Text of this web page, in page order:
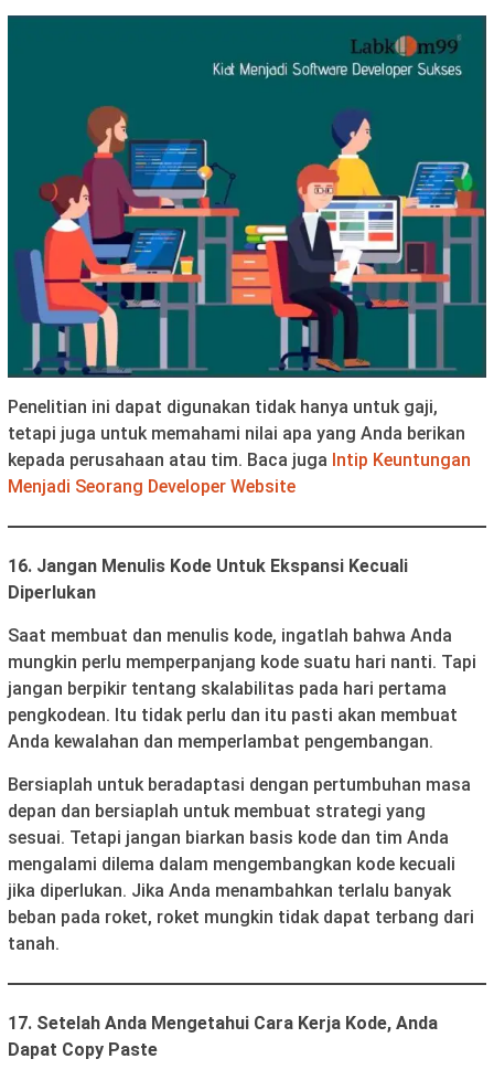
Penelitian ini dapat digunakan tidak hanya untuk gaji,
tetapi juga untuk memahami nilai apa yang Anda berikan
kepada perusahaan atau tim. Baca juga Intip Keuntungan
Menjadi Seorang Developer Website
16. Jangan Menulis Kode Untuk Ekspansi Kecuali
Diperlukan
Saat membuat dan menulis kode, ingatlah bahwa Anda
mungkin perlu memperpanjang kode suatu hari nanti. Tapi
jangan berpikir tentang skalabilitas pada hari pertama
pengkodean. Itu tidak perlu dan itu pasti akan membuat
Anda kewalahan dan memperlambat pengembangan.
Bersiaplah untuk beradaptasi dengan pertumbuhan masa
depan dan bersiaplah untuk membuat strategi yang
sesuai. Tetapi jangan biarkan basis kode dan tim Anda
mengalami dilema dalam mengembangkan kode kecuali
jika diperlukan. Jika Anda menambahkan terlalu banyak
beban pada roket, roket mungkin tidak dapat terbang dari
tanah.
17. Setelah Anda Mengetahui Cara Kerja Kode, Anda
Dapat Copy Paste